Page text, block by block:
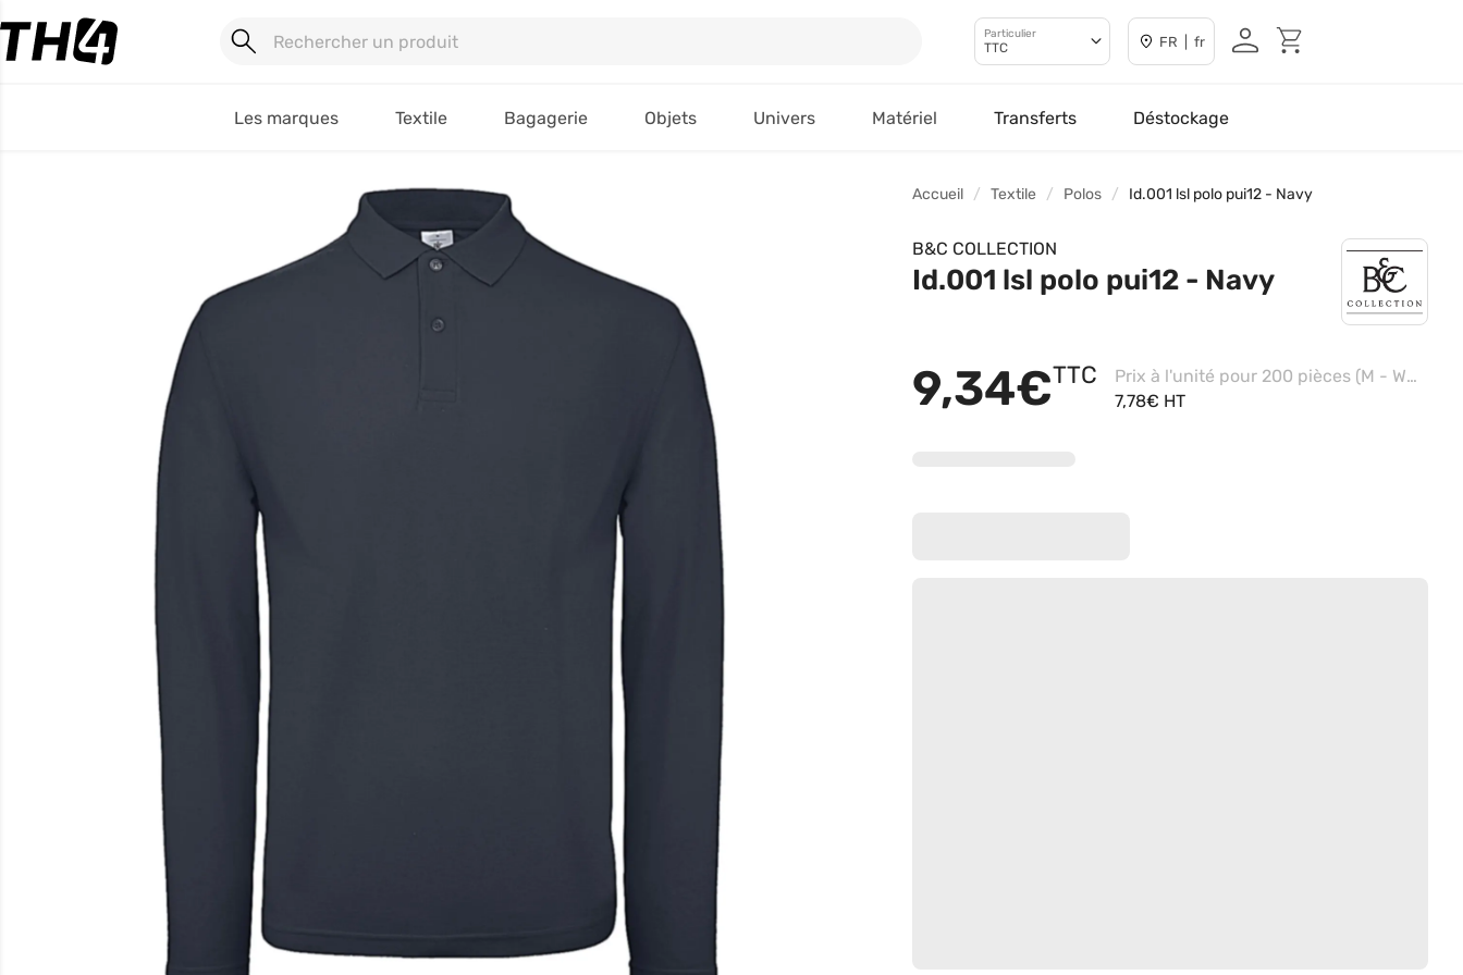
Particulier
TTC FR | fr
Les marques Textile Bagagerie Objets Univers Matériel Transferts Déstockage
Accueil Textile Polos Id.001 lsl polo pui12 - Navy
B&C COLLECTION
Id.001 lsl polo pui12 - Navy
9,34€TTC
Prix à l'unité pour 200 pièces (M - White)
7,78€ HT